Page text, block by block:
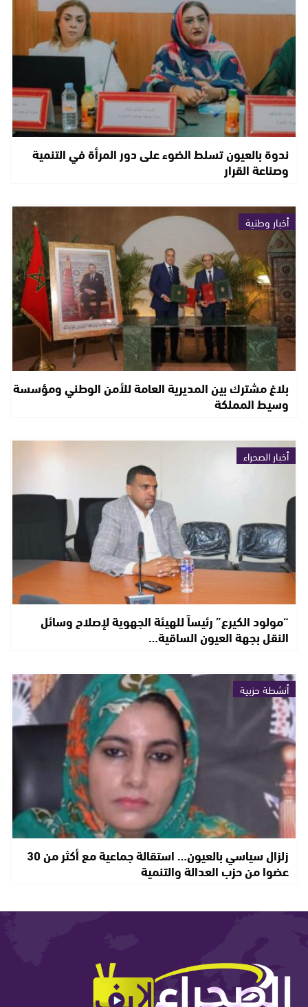
ندوة بالعيون تسلط الضوء على دور المرأة في التنمية
وصناعة القرار
أخبار وطنية
بلاغ مشترك بين المديرية العامة للأمن الوطني ومؤسسة
وسيط المملكة
أخبار الصحراء
“مولود الكيرع” رئيساً للهيئة الجهوية لإصلاح وسائل
النقل بجهة العيون الساقية…
أنشطة حزبية
زلزال سياسي بالعيون… استقالة جماعية مع أكثر من 30
عضوا من حزب العدالة والتنمية